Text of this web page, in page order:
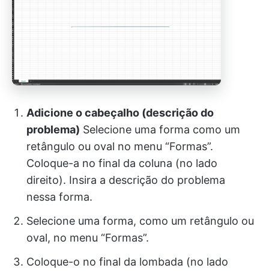
Adicione o cabeçalho (descrição do
problema) Selecione uma forma como um
retângulo ou oval no menu “Formas”.
Coloque-a no final da coluna (no lado
direito). Insira a descrição do problema
nessa forma.
Selecione uma forma, como um retângulo ou
oval, no menu “Formas”.
Coloque-o no final da lombada (no lado